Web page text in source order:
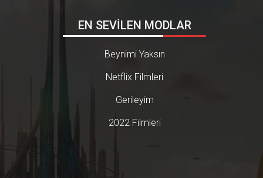
EN SEVİLEN MODLAR
Beynimi Yaksın
Netflix Filmleri
Gerileyim
2022 Filmleri